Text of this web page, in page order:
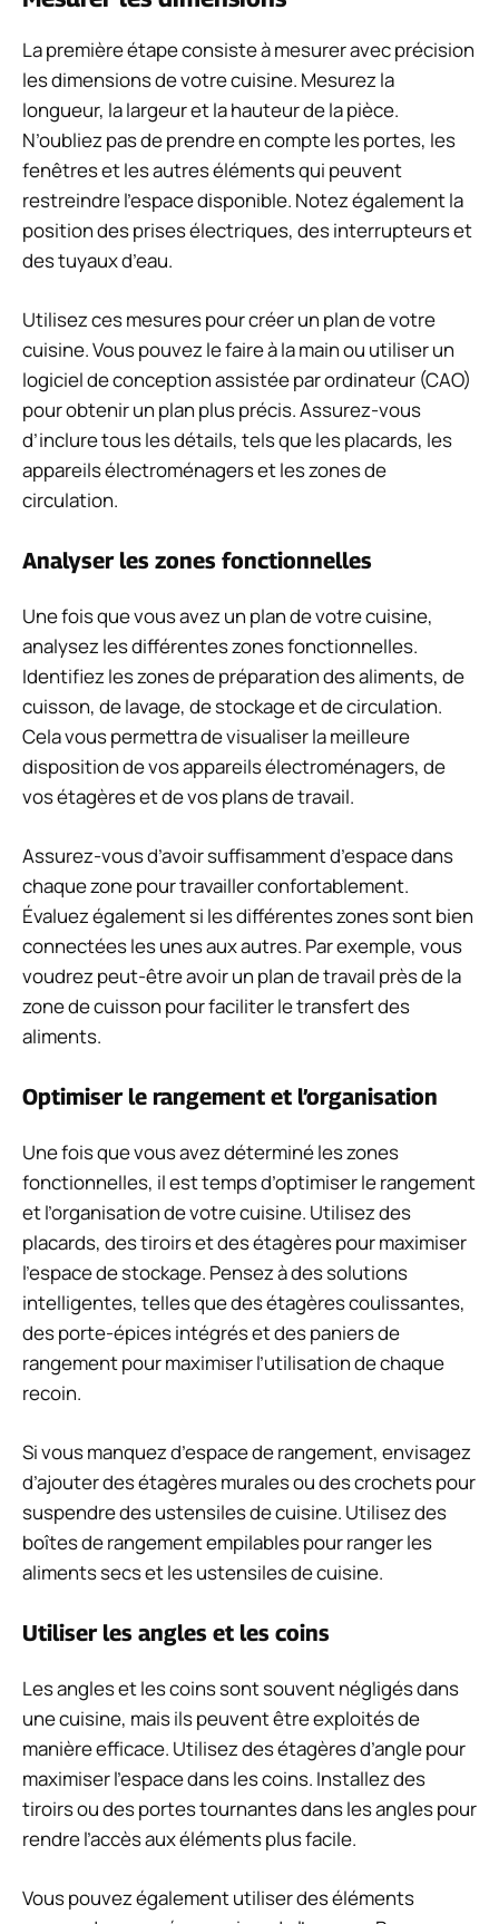
La première étape consiste à mesurer avec précision
les dimensions de votre cuisine. Mesurez la
longueur, la largeur et la hauteur de la pièce.
N’oubliez pas de prendre en compte les portes, les
fenêtres et les autres éléments qui peuvent
restreindre l’espace disponible. Notez également la
position des prises électriques, des interrupteurs et
des tuyaux d’eau.
Utilisez ces mesures pour créer un plan de votre
cuisine. Vous pouvez le faire à la main ou utiliser un
logiciel de conception assistée par ordinateur (CAO)
pour obtenir un plan plus précis. Assurez-vous
d’inclure tous les détails, tels que les placards, les
appareils électroménagers et les zones de
circulation.
Analyser les zones fonctionnelles
Une fois que vous avez un plan de votre cuisine,
analysez les différentes zones fonctionnelles.
Identifiez les zones de préparation des aliments, de
cuisson, de lavage, de stockage et de circulation.
Cela vous permettra de visualiser la meilleure
disposition de vos appareils électroménagers, de
vos étagères et de vos plans de travail.
Assurez-vous d’avoir suffisamment d’espace dans
chaque zone pour travailler confortablement.
Évaluez également si les différentes zones sont bien
connectées les unes aux autres. Par exemple, vous
voudrez peut-être avoir un plan de travail près de la
zone de cuisson pour faciliter le transfert des
aliments.
Optimiser le rangement et l’organisation
Une fois que vous avez déterminé les zones
fonctionnelles, il est temps d’optimiser le rangement
et l’organisation de votre cuisine. Utilisez des
placards, des tiroirs et des étagères pour maximiser
l’espace de stockage. Pensez à des solutions
intelligentes, telles que des étagères coulissantes,
des porte-épices intégrés et des paniers de
rangement pour maximiser l’utilisation de chaque
recoin.
Si vous manquez d’espace de rangement, envisagez
d’ajouter des étagères murales ou des crochets pour
suspendre des ustensiles de cuisine. Utilisez des
boîtes de rangement empilables pour ranger les
aliments secs et les ustensiles de cuisine.
Utiliser les angles et les coins
Les angles et les coins sont souvent négligés dans
une cuisine, mais ils peuvent être exploités de
manière efficace. Utilisez des étagères d’angle pour
maximiser l’espace dans les coins. Installez des
tiroirs ou des portes tournantes dans les angles pour
rendre l’accès aux éléments plus facile.
Vous pouvez également utiliser des éléments